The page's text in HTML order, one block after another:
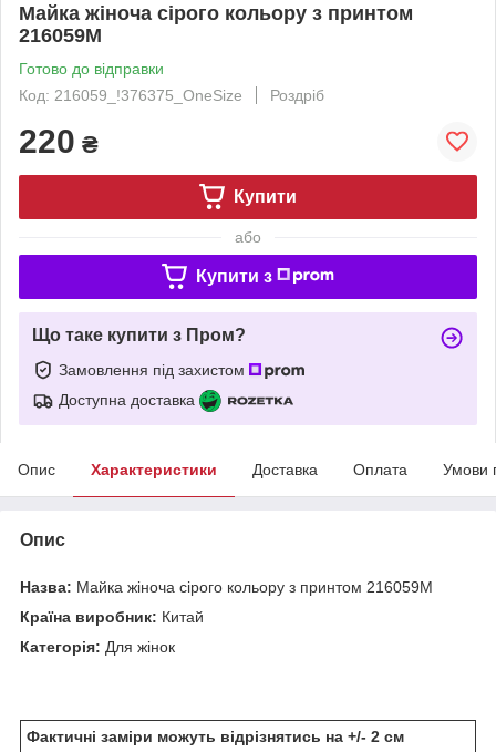
Майка жіноча сірого кольору з принтом
216059M
Готово до відправки
Код: 216059_!376375_OneSize
Роздріб
220 ₴
Купити
або
Купити з
Що таке купити з Пром?
Замовлення під захистом
Доступна доставка
Опис Характеристики Доставка Оплата Умови
Опис
Назва: Майка жіноча сірого кольору з принтом 216059M
Країна виробник: Китай
Категорія: Для жінок
Фактичні заміри можуть відрізнятись на +/- 2 см